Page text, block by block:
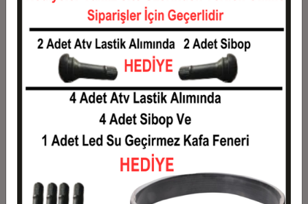
11
5,30 TL
58,33 TL
12
4,94 TL 59,29 TL
Taksit Tutarı
Toplam Tutar
47,81 TL
2
23,91 TL
47,81 TL
17,05 TL
51,16 TL
4
13,03 TL
52,11 TL